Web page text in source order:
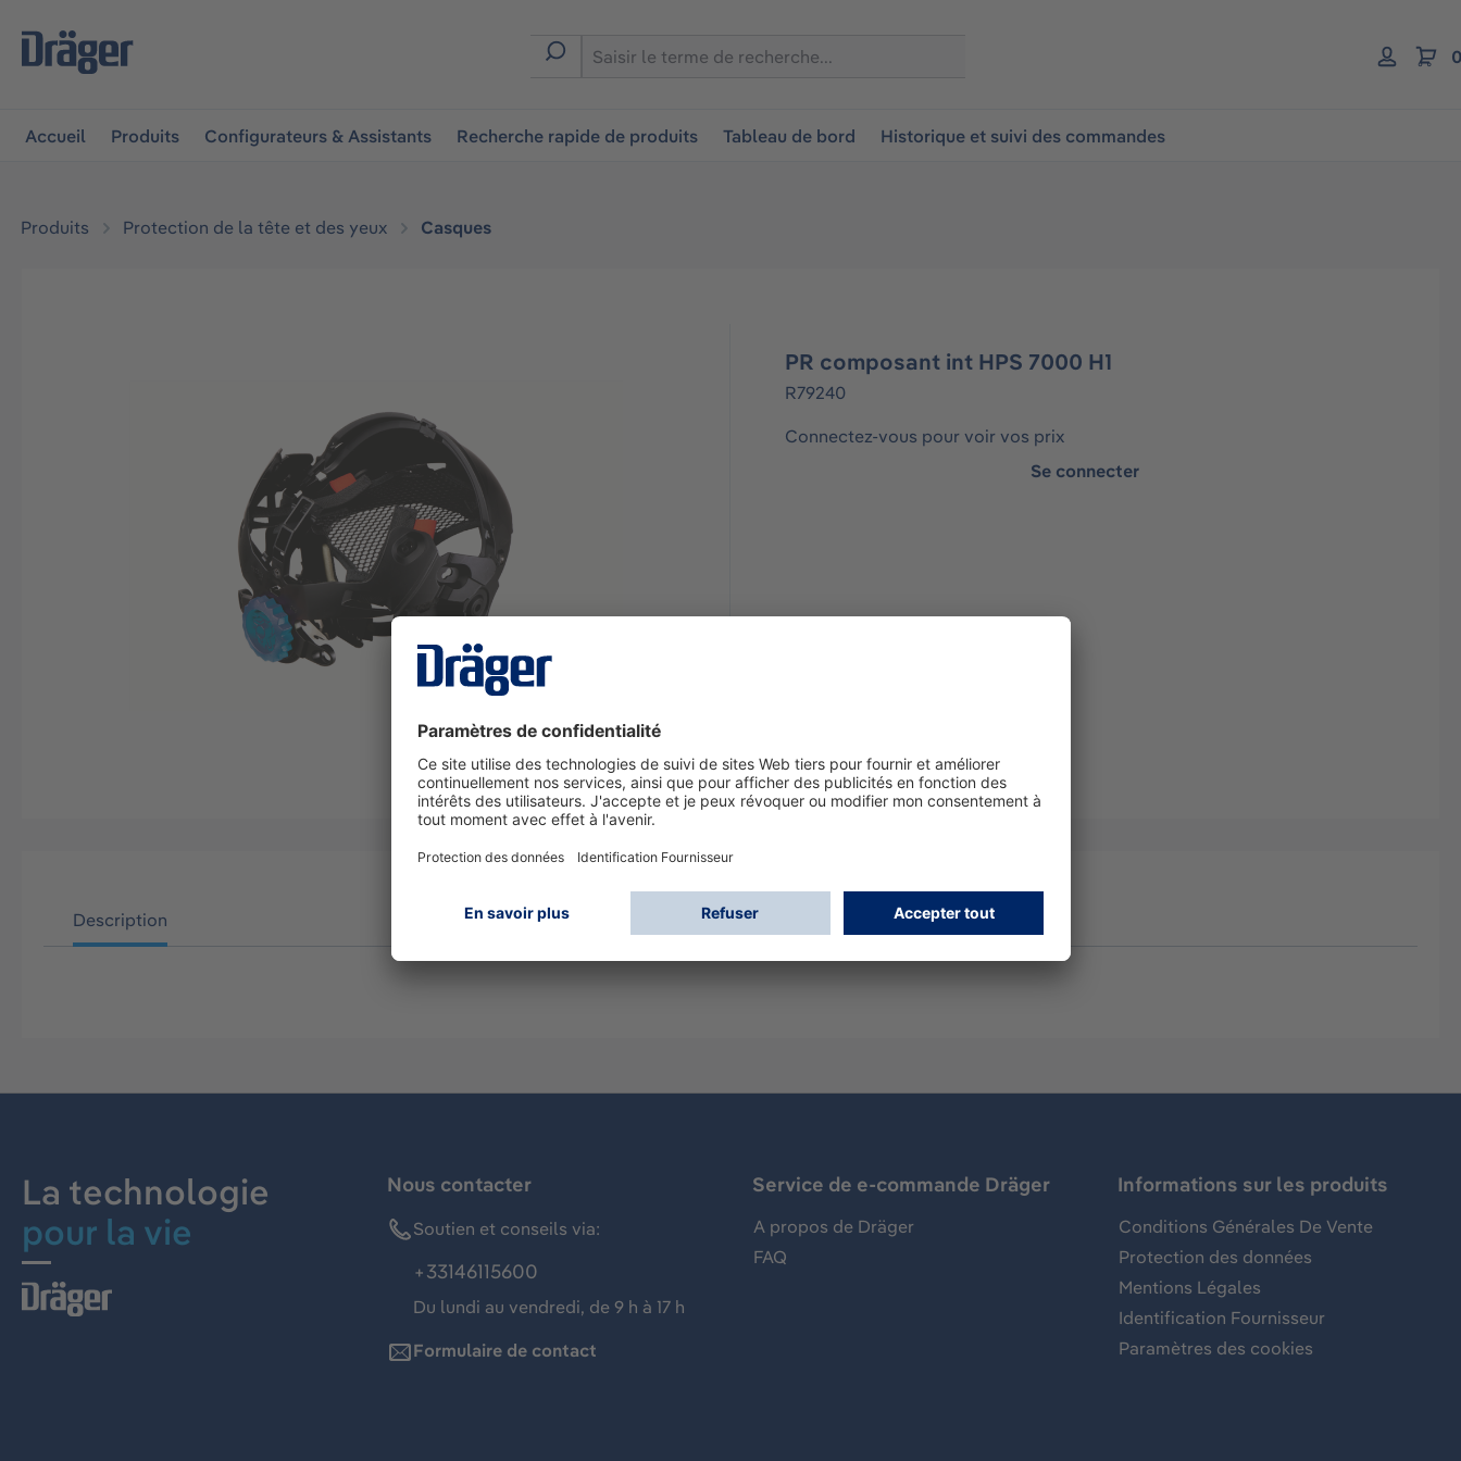
à la navigation principale
Accueil Produits Configurateurs & Assistants Recherche rapide de produits Tableau de bord Historique et suivi des commandes
Produits Protection de la tête et des yeux Casques
PR composant int HPS 7000 H1
R79240
Connectez-vous pour voir vos prix
Se connecter
Description
La technologie
pour la vie
Nous contacter
Soutien et conseils via:
+33146115600
Du lundi au vendredi, de 9 h à 17 h
Formulaire de contact
Service de e-commande Dräger
A propos de Dräger
FAQ
Informations sur les produits
Conditions Générales De Vente
Protection des données
Mentions Légales
Identification Fournisseur
Paramètres des cookies